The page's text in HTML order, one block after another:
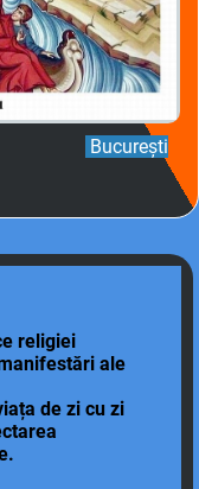
București
religiei
ale
de zi cu zi